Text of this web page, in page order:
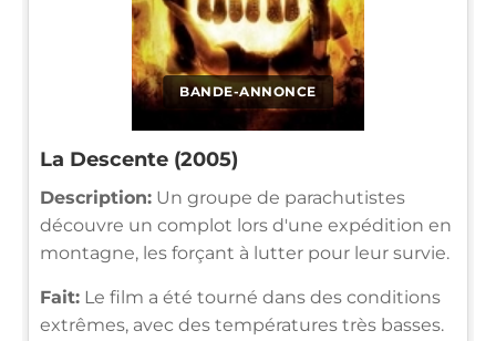
BANDE-ANNONCE
La Descente (2005)
Description: Un groupe de parachutistes
découvre un complot lors d'une expédition en
montagne, les forçant à lutter pour leur survie.
Fait: Le film a été tourné dans des conditions
extrêmes, avec des températures très basses.